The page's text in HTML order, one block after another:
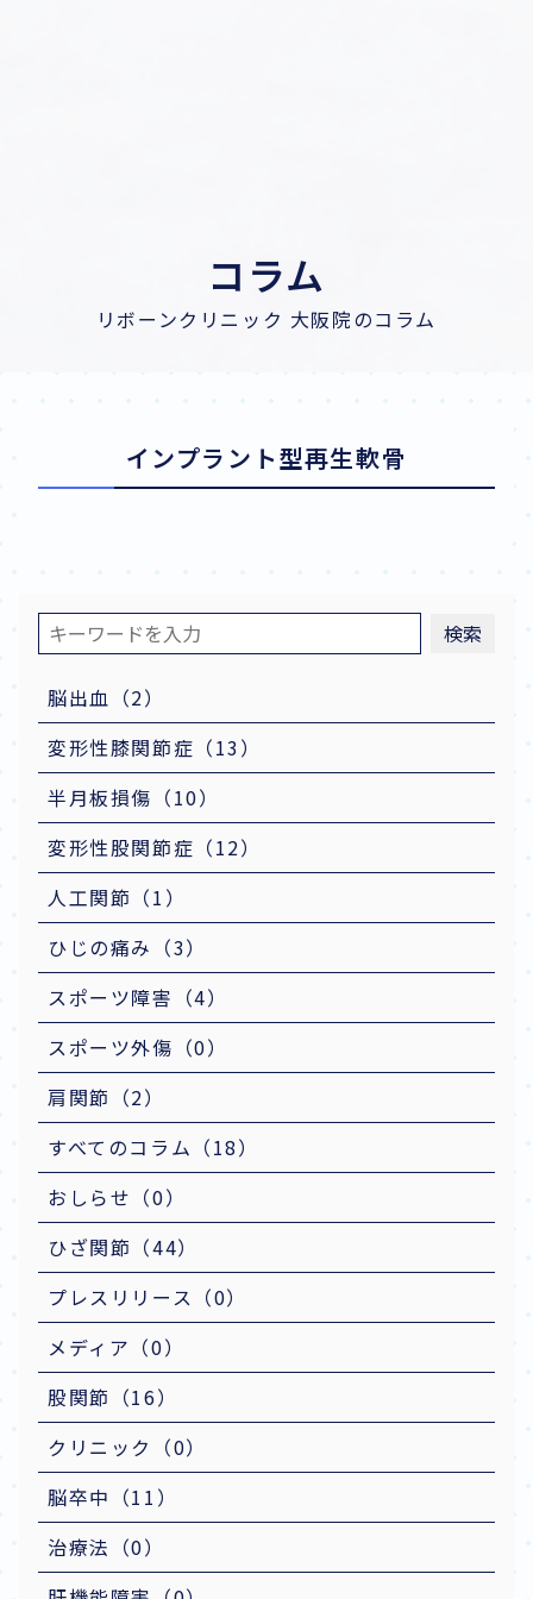
コラム
リボーンクリニック 大阪院のコラム
インプラント型再生軟骨
検索
脳出血（2）
変形性膝関節症（13）
半月板損傷（10）
変形性股関節症（12）
人工関節（1）
ひじの痛み（3）
スポーツ障害（4）
スポーツ外傷（0）
肩関節（2）
すべてのコラム（18）
おしらせ（0）
ひざ関節（44）
プレスリリース（0）
メディア（0）
股関節（16）
クリニック（0）
脳卒中（11）
治療法（0）